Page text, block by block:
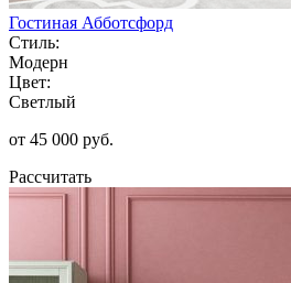
Гостиная Абботсфорд
Стиль:
Модерн
Цвет:
Светлый
от 45 000 руб.
Рассчитать